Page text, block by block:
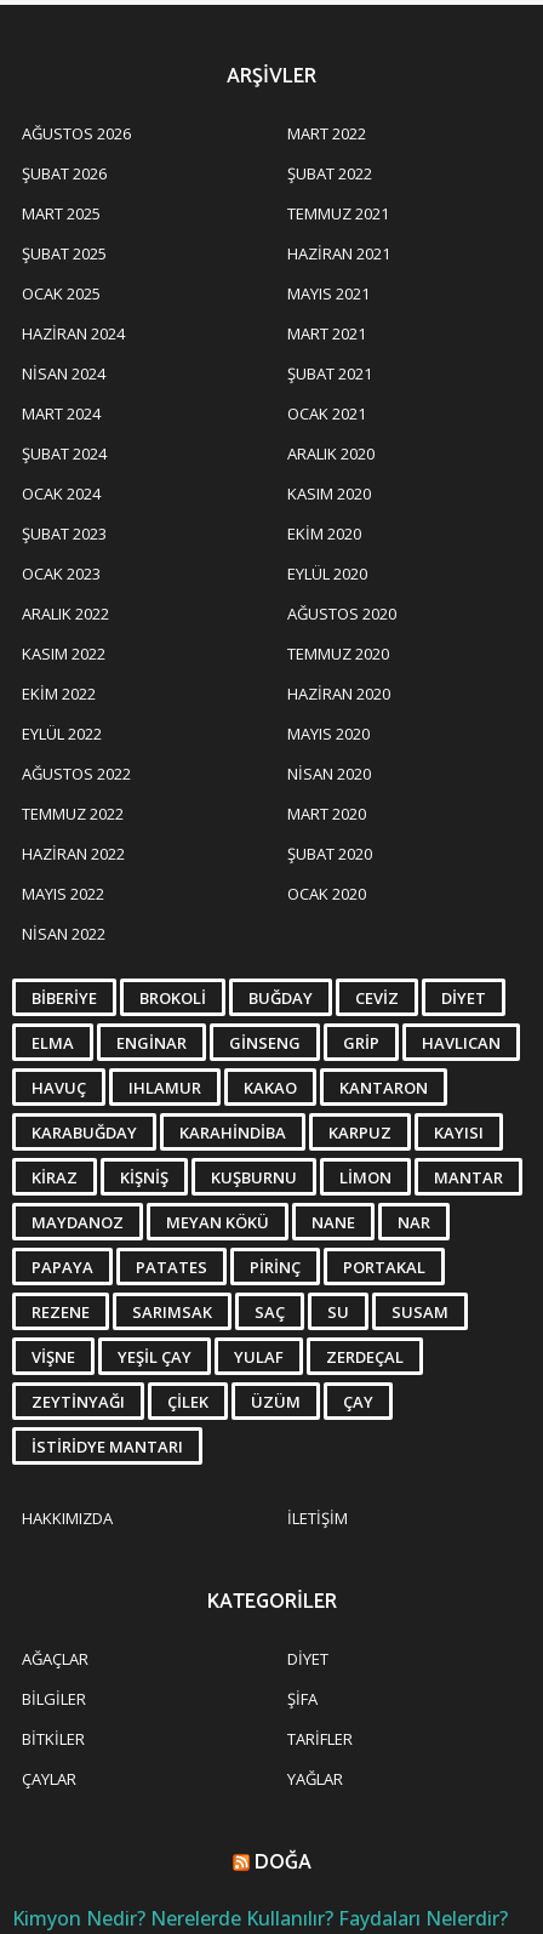
ARŞIVLER
AĞUSTOS 2026
ŞUBAT 2026
MART 2025
ŞUBAT 2025
OCAK 2025
HAZIRAN 2024
NISAN 2024
MART 2024
ŞUBAT 2024
OCAK 2024
ŞUBAT 2023
OCAK 2023
ARALIK 2022
KASIM 2022
EKIM 2022
EYLÜL 2022
AĞUSTOS 2022
TEMMUZ 2022
HAZIRAN 2022
MAYIS 2022
NISAN 2022
MART 2022
ŞUBAT 2022
TEMMUZ 2021
HAZIRAN 2021
MAYIS 2021
MART 2021
ŞUBAT 2021
OCAK 2021
ARALIK 2020
KASIM 2020
EKIM 2020
EYLÜL 2020
AĞUSTOS 2020
TEMMUZ 2020
HAZIRAN 2020
MAYIS 2020
NISAN 2020
MART 2020
ŞUBAT 2020
OCAK 2020
BIBERIYE BROKOLI BUĞDAY CEVIZ DIYET
ELMA ENGINAR GINSENG GRIP HAVLICAN
HAVUÇ IHLAMUR KAKAO KANTARON
KARABUĞDAY KARAHINDIBA KARPUZ KAYISI
KIRAZ KIŞNIŞ KUŞBURNU LIMON MANTAR
MAYDANOZ MEYAN KÖKÜ NANE NAR
PAPAYA PATATES PIRINÇ PORTAKAL
REZENE SARIMSAK SAÇ SU SUSAM
VIŞNE YEŞIL ÇAY YULAF ZERDEÇAL
ZEYTINYAĞI ÇILEK ÜZÜM ÇAY
İSTIRIDYE MANTARI
HAKKIMIZDA İLETIŞIM
KATEGORILER
AĞAÇLAR
BILGILER
BITKILER
ÇAYLAR
DIYET
ŞIFA
TARIFLER
YAĞLAR
DOĞA
Kimyon Nedir? Nerelerde Kullanılır? Faydaları Nelerdir?